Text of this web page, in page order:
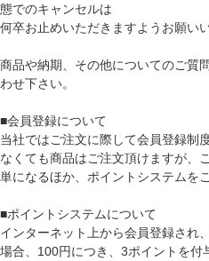
態でのキャンセルは
何卒お止めいただきますようお願い
商品や納期、その他についてのご質
わせ下さい。
■会員登録について
当社ではご注文に際して会員登録制
なくても商品はご注文頂けますが、
単になるほか、ポイントシステムを
■ポイントシステムについて
インターネット上から会員登録され
場合、100円につき、3ポイントを